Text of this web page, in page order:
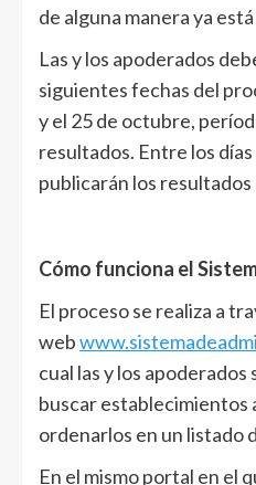
de alguna manera ya
Las y los apoderados
siguientes fechas del
y el 25 de octubre,
resultados. Entre los
publicarán los resultados
Cómo funciona el
El proceso se realiza a
web
cual las y los
buscar establecimientos
ordenarlos en un listado
En el mismo portal en el